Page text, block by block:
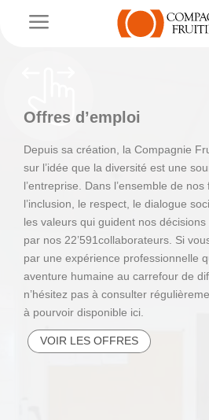
a
Offres d’emploi
Depuis sa création, la Compagnie
sur l’idée que la diversité est une
l’entreprise. Dans l’ensemble de
l’inclusion, le respect, le dialogue
les valeurs qui guident nos
par nos 22’591collaborateurs. Si
par une expérience professionnelle
aventure humaine au carrefour de
n’hésitez pas à consulter
à pourvoir disponible ici.
VOIR LES OFFRES